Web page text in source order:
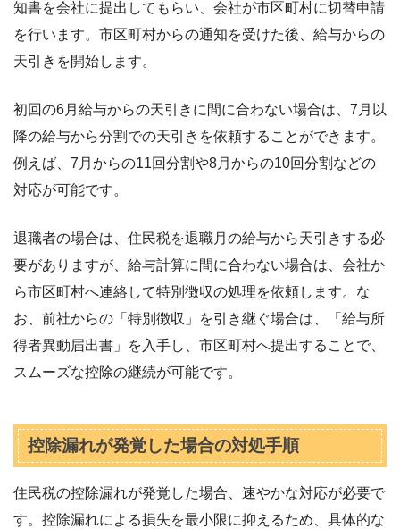
知書を会社に提出してもらい、会社が市区町村に切替申請
を行います。市区町村からの通知を受けた後、給与からの
天引きを開始します。
初回の6月給与からの天引きに間に合わない場合は、7月以
降の給与から分割での天引きを依頼することができます。
例えば、7月からの11回分割や8月からの10回分割などの
対応が可能です。
退職者の場合は、住民税を退職月の給与から天引きする必
要がありますが、給与計算に間に合わない場合は、会社か
ら市区町村へ連絡して特別徴収の処理を依頼します。な
お、前社からの「特別徴収」を引き継ぐ場合は、「給与所
得者異動届出書」を入手し、市区町村へ提出することで、
スムーズな控除の継続が可能です。
控除漏れが発覚した場合の対処手順
住民税の控除漏れが発覚した場合、速やかな対応が必要で
す。控除漏れによる損失を最小限に抑えるため、具体的な